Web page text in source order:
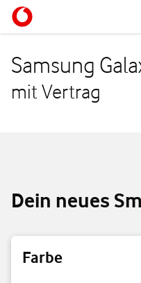
Samsung
mit Vertrag
Dein neues
Farbe